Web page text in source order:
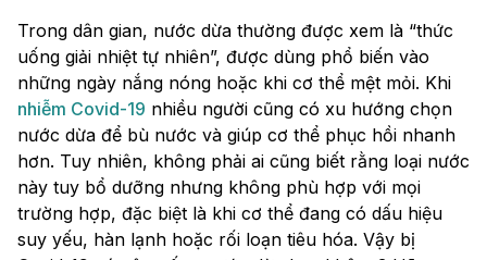
Trong dân gian, nước dừa thường được xem là “thức
uống giải nhiệt tự nhiên”, được dùng phổ biến vào
những ngày nắng nóng hoặc khi cơ thể mệt mỏi. Khi
nhiễm Covid-19 nhiều người cũng có xu hướng chọn
nước dừa để bù nước và giúp cơ thể phục hồi nhanh
hơn. Tuy nhiên, không phải ai cũng biết rằng loại nước
này tuy bổ dưỡng nhưng không phù hợp với mọi
trường hợp, đặc biệt là khi cơ thể đang có dấu hiệu
suy yếu, hàn lạnh hoặc rối loạn tiêu hóa. Vậy bị